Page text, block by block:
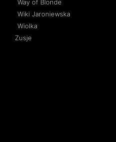
Way of Blonde
Wiki Jaroniewska
Wiolka
Zusje